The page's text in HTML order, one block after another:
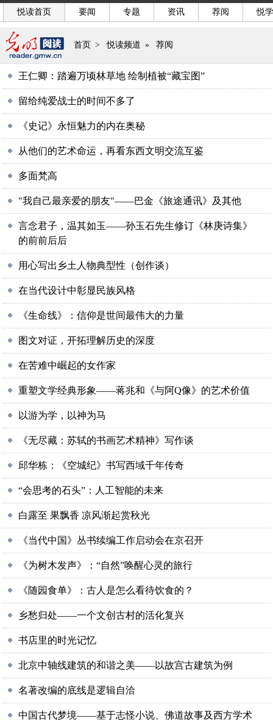
悦读首页 要闻 专题 资讯 荐阅 悦学
首页 > 悦读频道 » 荐阅
王仁卿：踏遍万顷林草地 绘制植被“藏宝图”
留给纯爱战士的时间不多了
《史记》永恒魅力的内在奥秘
从他们的艺术命运，再看东西文明交流互鉴
多面梵高
"我自己最亲爱的朋友"——巴金《旅途通讯》及其他
言念君子，温其如玉——孙玉石先生修订《林庚诗集》
的前前后后
用心写出乡土人物典型性（创作谈）
在当代设计中彰显民族风格
《生命线》：信仰是世间最伟大的力量
图文对证，开拓理解历史的深度
在苦难中崛起的女作家
重塑文学经典形象—​—蒋兆和《与阿Q像》的艺术价值
以游为学，以神为马
《无尽藏：苏轼的书画艺术精神》写作谈
邱华栋：《空城纪》书写西域千年传奇
“会思考的石头”：人工智能的未来
白露至 果飘香 凉风渐起赏秋光
《当代中国》丛书续编工作启动会在京召开
《为树木发声》：“自然”唤醒心灵的旅行
《随园食单》：古人是怎么看待饮食的？
乡愁归处——一个文创古村的活化复兴
书店里的时光记忆
北京中轴线建筑的和谐之美——以故宫古建筑为例
名著改编的底线是逻辑自洽
中国古代梦境——基于志怪小说、佛道故事及西方学术